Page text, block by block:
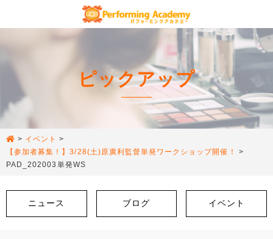
ピックアップ
> イベント >
【参加者募集！】3/28(土)原廣利監督単発ワークショップ開催！
>
PAD_202003単発WS
ニュース ブログ イベント